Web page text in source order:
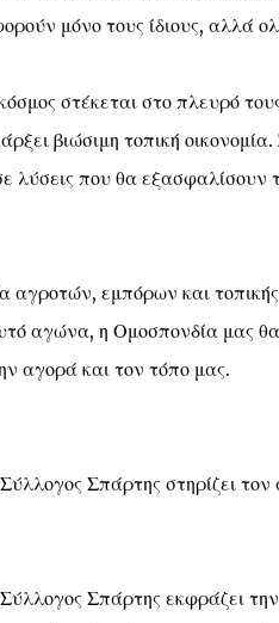
μόνο τους ίδιους, αλλά
στέκεται στο πλευρό
βιώσιμη τοπική
λύσεις που θα εξασφαλίσουν
αγροτών, εμπόρων και τοπικής
αγώνα, η Ομοσπονδία μας
αγορά και τον τόπο μας.
Σπάρτης στηρίζει
Σπάρτης εκφράζει